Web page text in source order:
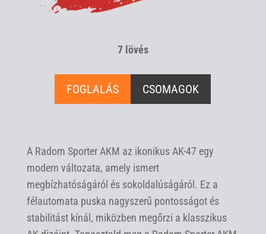
7 lövés
FOGLALÁS CSOMAGOK
A Radom Sporter AKM az ikonikus AK-47 egy
modern változata, amely ismert
megbízhatóságáról és sokoldalúságáról. Ez a
félautomata puska nagyszerű pontosságot és
stabilitást kínál, miközben megőrzi a klasszikus